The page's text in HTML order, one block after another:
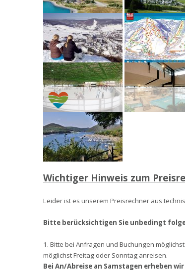
Wichtiger Hinweis zum
Leider ist es unserem Preisrechner aus
Bitte berücksichtigen Sie unbedingt
1. Bitte bei Anfragen und Buchungen möglichst
möglichst Freitag oder Sonntag anreisen.
Bei An/Abreise an Samstagen erheben